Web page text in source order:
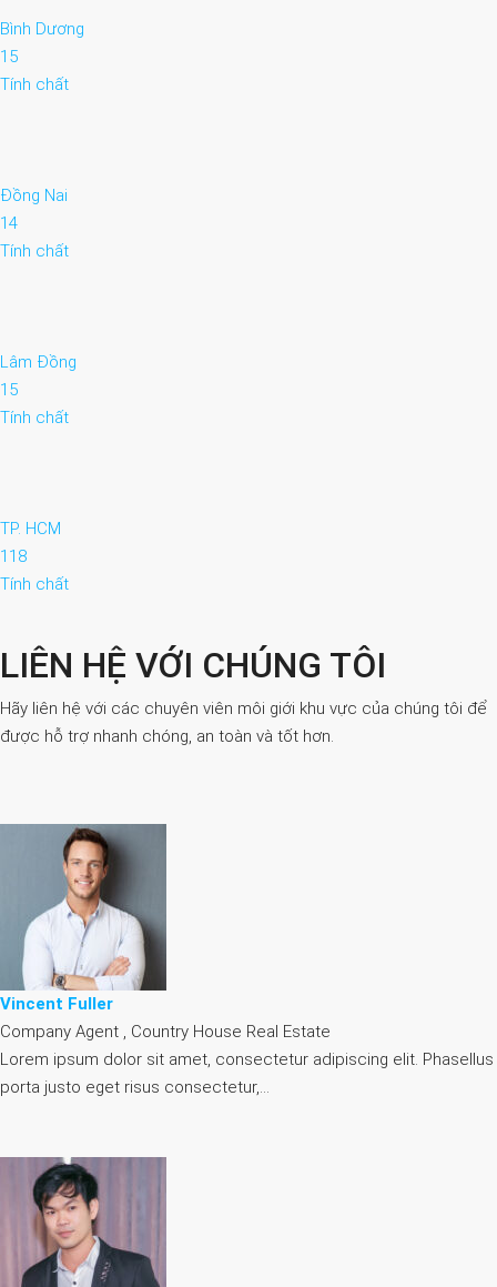
Bình Dương
15
Tính chất
Đồng Nai
14
Tính chất
Lâm Đồng
15
Tính chất
TP. HCM
118
Tính chất
LIÊN HỆ VỚI CHÚNG TÔI
Hãy liên hệ với các chuyên viên môi giới khu vực của chúng tôi để
được hỗ trợ nhanh chóng, an toàn và tốt hơn.
Vincent Fuller
Company Agent , Country House Real Estate
Lorem ipsum dolor sit amet, consectetur adipiscing elit. Phasellus
porta justo eget risus consectetur,…